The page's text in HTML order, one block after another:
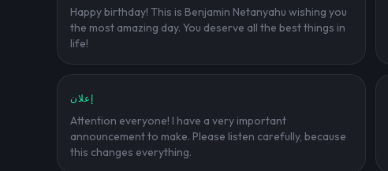
Happy birthday! This is Benjamin Netanyahu wishing you
the most amazing day. You deserve all the best things in
life!
إعلان
Attention everyone! I have a very important
announcement to make. Please listen carefully, because
this changes everything.